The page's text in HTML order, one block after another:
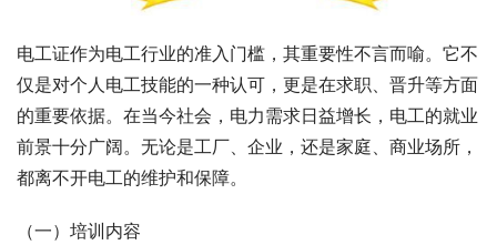
电工证作为电工行业的准入门槛，其重要性不言而喻。它不
仅是对个人电工技能的一种认可，更是在求职、晋升等方面
的重要依据。在当今社会，电力需求日益增长，电工的就业
前景十分广阔。无论是工厂、企业，还是家庭、商业场所，
都离不开电工的维护和保障。
（一）培训内容